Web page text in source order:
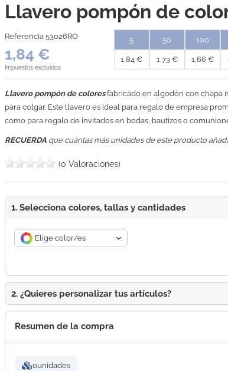
Llavero pompón de
Referencia 53026RO
1,84 €
Impuestos excluidos
5
1,84 €
50
1,73 €
100
1,66 €
Llavero pompón de coloresfabricado en algodón con chapa
para colgar. Este llavero es ideal para regalo de empresa
como para regalo de invitados en bodas, bautizos o
RECUERDA que cuántas más unidades de este producto
(0 Valoraciones)
1. Selecciona colores, tallas y cantidades
Elige color/es
2. ¿Quieres personalizar tus artículos?
Resumen de la compra
0unidades